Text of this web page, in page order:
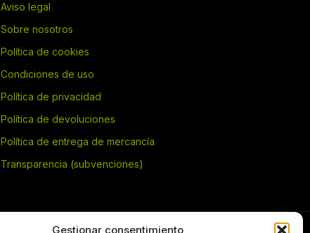
Gestionar consentimiento
Aviso legal
Sobre nosotros
Política de cookies
Condiciones de uso
Política de privacidad
Política de devoluciones
Política de entrega de mercancía
Transparencia (subvenciones)